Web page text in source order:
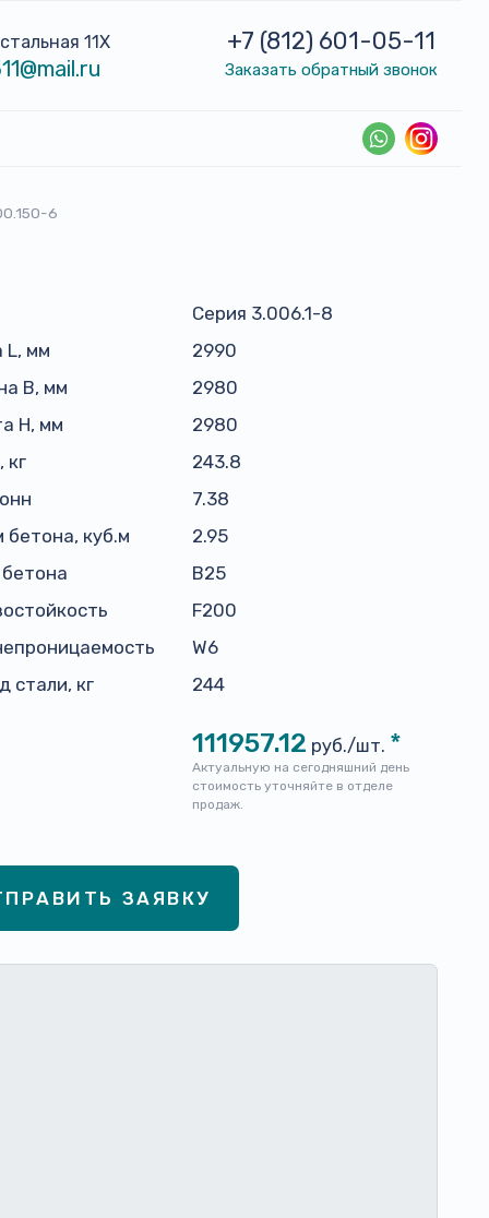
11Х +7 (812) 601-05-11
Заказать обратный звонок
6
Серия 3.006.1-8
L, мм
2990
B, мм
2980
H, мм
2980
кг
243.8
7.38
бетона, куб.м
2.95
В25
F200
W6
стали, кг
244
111957.12 руб./шт. *
Актуальную на сегодняшний день
стоимость уточняйте в отделе
продаж.
ЗАЯВКУ